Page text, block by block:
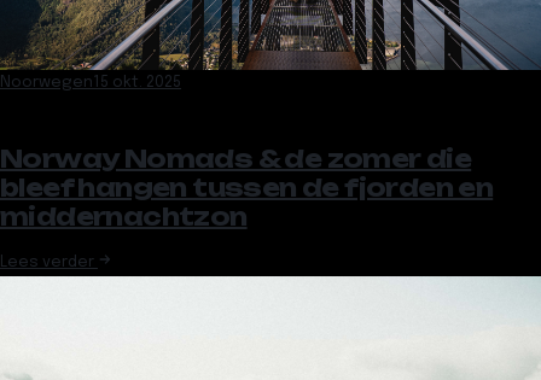
Noorwegen15 okt. 2025
Norway Nomads & de zomer die
bleef hangen tussen de fjorden en
middernachtzon
Lees verder